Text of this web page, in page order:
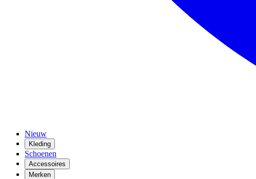
Nieuw
Kleding
Schoenen
Accessoires
Merken